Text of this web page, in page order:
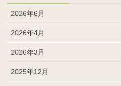
2026年6月
2026年4月
2026年3月
2025年12月